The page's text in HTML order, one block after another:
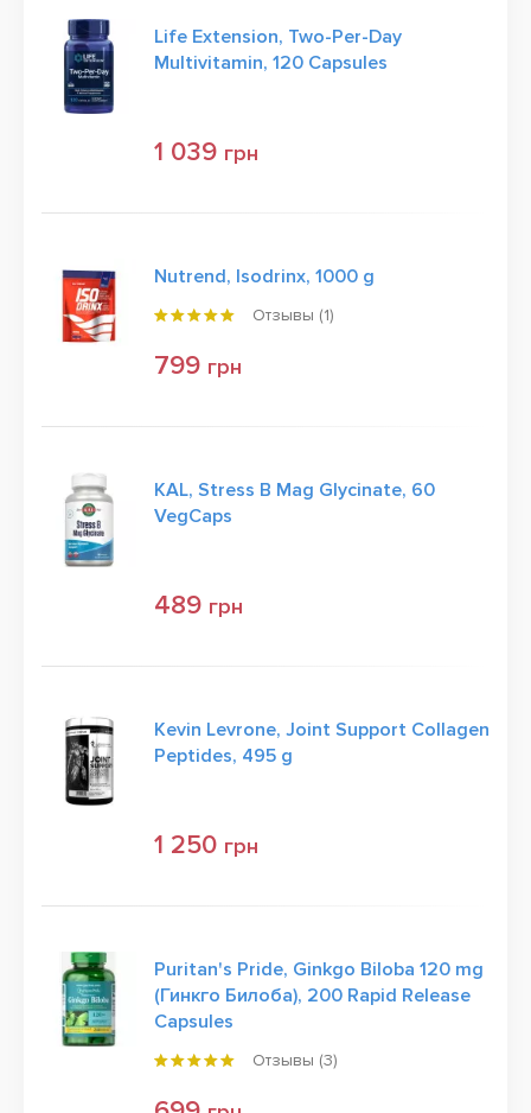
Life Extension, Two-Per-Day
Multivitamin, 120 Capsules
1 039 грн
Nutrend, Isodrinx, 1000 g
Отзывы (1)
799 грн
KAL, Stress B Mag Glycinate, 60
VegCaps
489 грн
Kevin Levrone, Joint Support Collagen
Peptides, 495 g
1 250 грн
Puritan's Pride, Ginkgo Biloba 120 mg
(Гинкго Билоба), 200 Rapid Release
Capsules
Отзывы (3)